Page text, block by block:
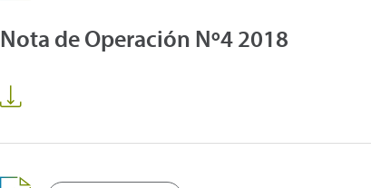
Nota de Operación Nº4 2018